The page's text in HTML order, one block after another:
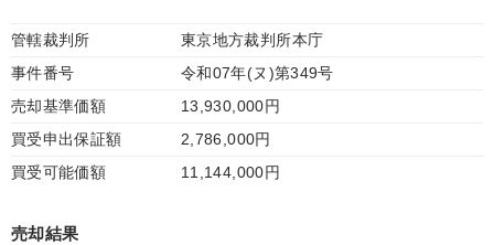
管轄裁判所
東京地方裁判所本庁
事件番号
令和07年(ヌ)第349号
売却基準価額
13,930,000円
買受申出保証額
2,786,000円
買受可能価額
11,144,000円
売却結果